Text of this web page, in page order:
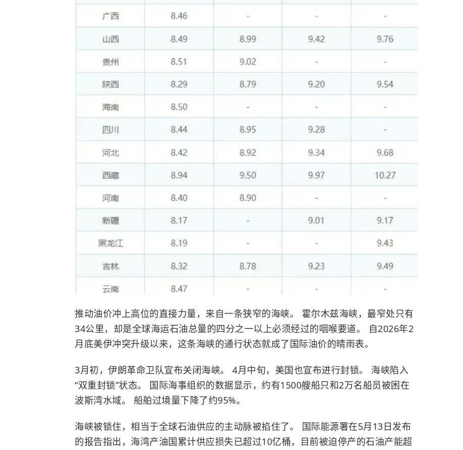
推动油价冲上高位的直接力量，来自一条狭窄的海峡。 霍尔木兹海峡，最窄处只有
34公里，却是全球海运石油总量的四分之一以上必须经过的咽喉要道。 自2026年2
月底美伊冲突升级以来，这条海峡的通行状态就成了国际油价的晴雨表。
3月初，伊朗革命卫队宣布关闭海峡。 4月中旬，美国也宣布进行封锁。 海峡陷入
“双重封锁”状态。 国际海事组织的数据显示，约有1500艘船只和2万名船员被困在
波斯湾水域。 船舶过境量下降了约95%。
海峡被锁住，相当于全球石油供应的主动脉被掐住了。 国际能源署在5月13日发布
的报告指出，海湾产油国累计供应损失已超过10亿桶，目前被迫停产的石油产能超